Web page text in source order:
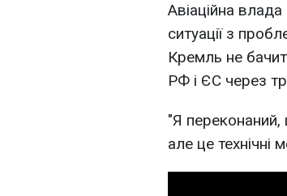
Авіаційна
ситуації з
Кремль не
РФ і ЄС через
"Я переконаний,
але це